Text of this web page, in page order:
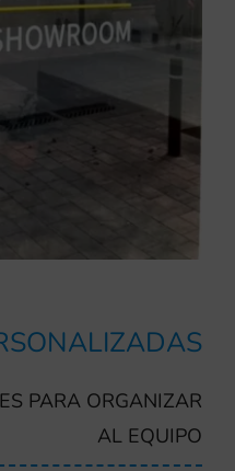
PARA ORGANIZAR
AL EQUIPO